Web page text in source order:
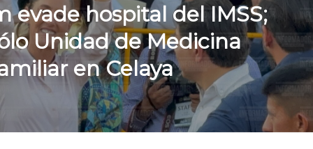
evade hospital del IMSS;
Unidad de Medicina
en Celaya